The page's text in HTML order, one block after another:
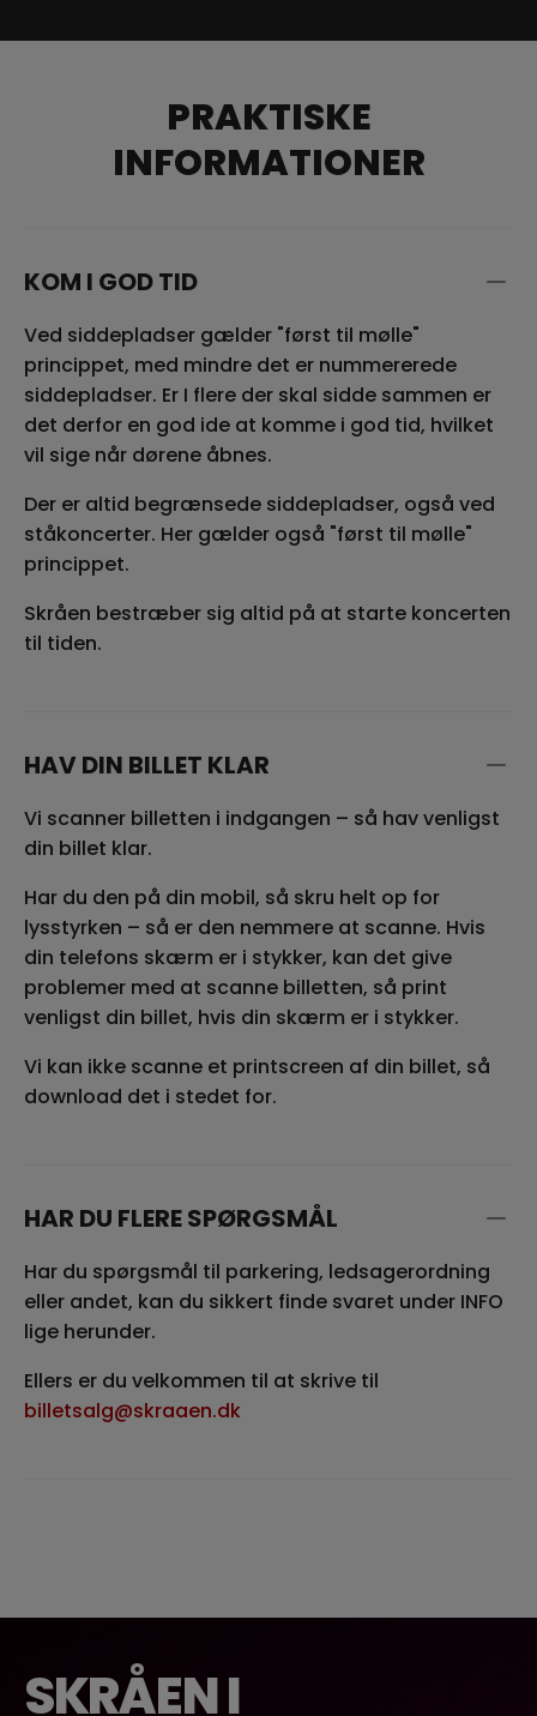
PRAKTISKE
INFORMATIONER
KOM I GOD TID
Ved siddepladser gælder "først til mølle"
princippet, med mindre det er nummererede
siddepladser. Er I flere der skal sidde sammen er
det derfor en god ide at komme i god tid, hvilket
vil sige når dørene åbnes.
Der er altid begrænsede siddepladser, også ved
ståkoncerter. Her gælder også "først til mølle"
princippet.
Skråen bestræber sig altid på at starte koncerten
til tiden.
HAV DIN BILLET KLAR
Vi scanner billetten i indgangen – så hav venligst
din billet klar.
Har du den på din mobil, så skru helt op for
lysstyrken – så er den nemmere at scanne. Hvis
din telefons skærm er i stykker, kan det give
problemer med at scanne billetten, så print
venligst din billet, hvis din skærm er i stykker.
Vi kan ikke scanne et printscreen af din billet, så
download det i stedet for.
HAR DU FLERE SPØRGSMÅL
Har du spørgsmål til parkering, ledsagerordning
eller andet, kan du sikkert finde svaret under INFO
lige herunder.
Ellers er du velkommen til at skrive til
billetsalg@skraaen.dk
SKRÅEN I